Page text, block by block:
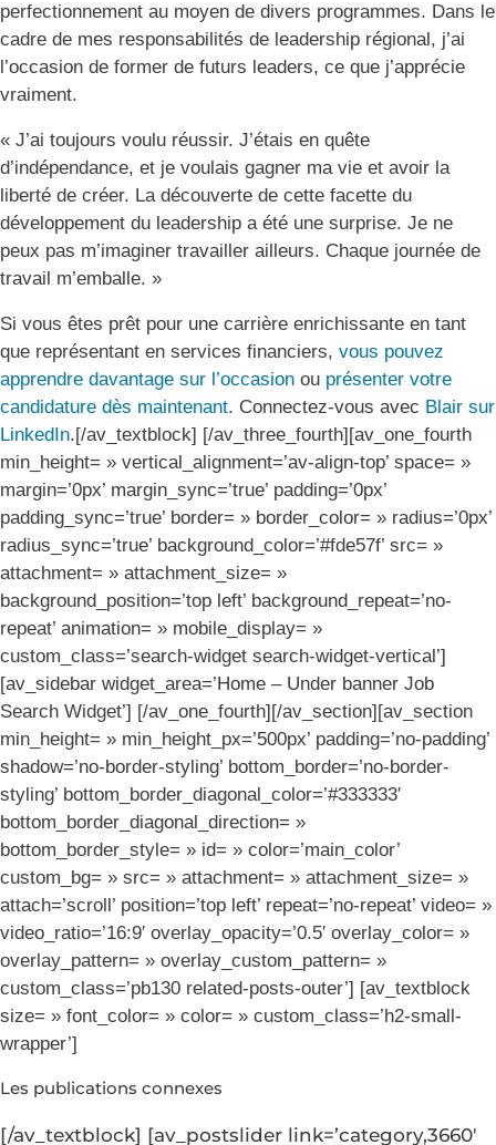
perfectionnement au moyen de divers programmes. Dans le
cadre de mes responsabilités de leadership régional, j’ai
l’occasion de former de futurs leaders, ce que j’apprécie
vraiment.
« J’ai toujours voulu réussir. J’étais en quête
d’indépendance, et je voulais gagner ma vie et avoir la
liberté de créer. La découverte de cette facette du
développement du leadership a été une surprise. Je ne
peux pas m’imaginer travailler ailleurs. Chaque journée de
travail m’emballe. »
Si vous êtes prêt pour une carrière enrichissante en tant
que représentant en services financiers, vous pouvez
apprendre davantage sur l’occasion ou présenter votre
candidature dès maintenant. Connectez-vous avec Blair sur
LinkedIn.[/av_textblock] [/av_three_fourth][av_one_fourth
min_height= » vertical_alignment=’av-align-top’ space= »
margin=’0px’ margin_sync=’true’ padding=’0px’
padding_sync=’true’ border= » border_color= » radius=’0px’
radius_sync=’true’ background_color=’#fde57f’ src= »
attachment= » attachment_size= »
background_position=’top left’ background_repeat=’no-
repeat’ animation= » mobile_display= »
custom_class=’search-widget search-widget-vertical’]
[av_sidebar widget_area=’Home – Under banner Job
Search Widget’] [/av_one_fourth][/av_section][av_section
min_height= » min_height_px=’500px’ padding=’no-padding’
shadow=’no-border-styling’ bottom_border=’no-border-
styling’ bottom_border_diagonal_color=’#333333′
bottom_border_diagonal_direction= »
bottom_border_style= » id= » color=’main_color’
custom_bg= » src= » attachment= » attachment_size= »
attach=’scroll’ position=’top left’ repeat=’no-repeat’ video= »
video_ratio=’16:9′ overlay_opacity=’0.5′ overlay_color= »
overlay_pattern= » overlay_custom_pattern= »
custom_class=’pb130 related-posts-outer’] [av_textblock
size= » font_color= » color= » custom_class=’h2-small-
wrapper’]
Les publications connexes
[/av_textblock] [av_postslider link=’category,3660′